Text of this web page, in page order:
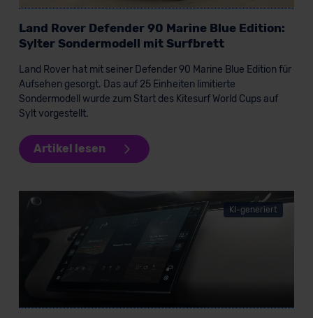
Land Rover Defender 90 Marine Blue Edition:
Sylter Sondermodell mit Surfbrett
Land Rover hat mit seiner Defender 90 Marine Blue Edition für
Aufsehen gesorgt. Das auf 25 Einheiten limitierte
Sondermodell wurde zum Start des Kitesurf World Cups auf
Sylt vorgestellt.
Artikel lesen
KI-generiert